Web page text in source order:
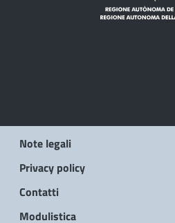
Note legali
Privacy policy
Contatti
Modulistica